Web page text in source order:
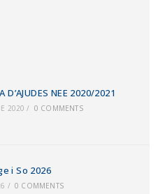
D’AJUDES NEE 2020/2021
2020 / 0 COMMENTS
i So 2026
/ 0 COMMENTS